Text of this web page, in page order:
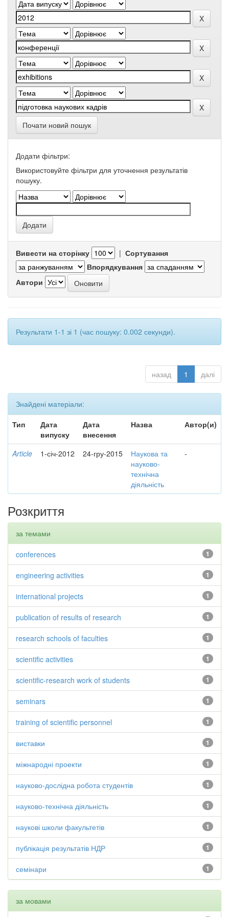
Почати новий пошук
Додати фільтри:
Використовуйте фільтри для уточнення результатів
пошуку.
Вивести на сторінку | Сортування
Впорядкування
Автори
Результати 1-1 зі 1 (час пошуку: 0.002 секунди).
назад 1 далі
Знайдені матеріали:
Тип
Дата
випуску
Дата
внесення
Назва Автор(и)
Article 1-січ-2012 24-гру-2015
Наукова та
науково-
технічна
діяльність
-
Розкриття
за темами
1
conferences
1
engineering activities
1
international projects
1
publication of results of research
1
research schools of faculties
1
scientific activities
1
scientific-research work of students
1
seminars
1
training of scientific personnel
1
виставки
1
міжнародні проекти
1
науково-дослідна робота студентів
1
науково-технічна діяльність
1
наукові школи факультетів
1
публікація результатів НДР
1
семінари
за мовами